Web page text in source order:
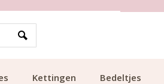
Kettingen Bedeltjes